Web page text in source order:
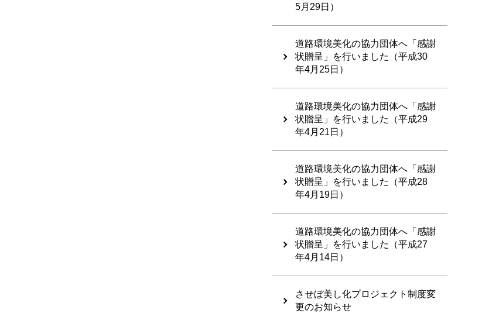
5月29日）
道路環境美化の協力団体へ「感謝
状贈呈」を行いました（平成30
年4月25日）
道路環境美化の協力団体へ「感謝
状贈呈」を行いました（平成29
年4月21日）
道路環境美化の協力団体へ「感謝
状贈呈」を行いました（平成28
年4月19日）
道路環境美化の協力団体へ「感謝
状贈呈」を行いました（平成27
年4月14日）
させぼ美し化プロジェクト制度変
更のお知らせ